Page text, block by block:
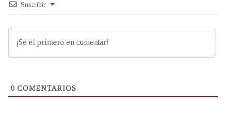
Suscribir
0 COMENTARIOS